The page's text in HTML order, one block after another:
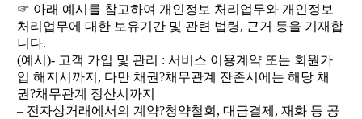
☞ 아래 예시를 참고하여 개인정보 처리업무와 개인정보
처리업무에 대한 보유기간 및 관련 법령, 근거 등을 기재합
니다.
(예시)- 고객 가입 및 관리 : 서비스 이용계약 또는 회원가
입 해지시까지, 다만 채권?채무관계 잔존시에는 해당 채
권?채무관계 정산시까지
– 전자상거래에서의 계약?청약철회, 대금결제, 재화 등 공